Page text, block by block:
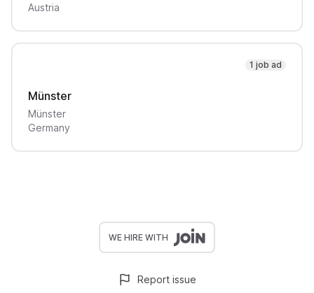
Austria
1 job ad
Münster
Münster
Germany
WE HIRE WITH
Report issue